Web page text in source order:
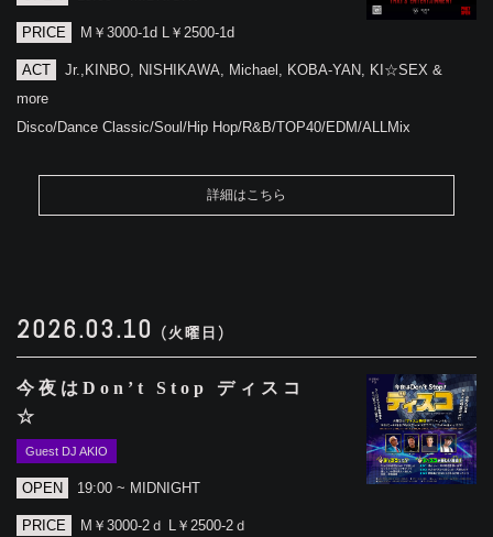
PRICE M￥3000-1d L￥2500-1d
ACT
Jr.,KINBO, NISHIKAWA, Michael, KOBA-YAN, KI☆SEX &
more
Disco/Dance Classic/Soul/Hip Hop/R&B/TOP40/EDM/ALLMix
詳細はこちら
2026.03.10 (火曜日)
今夜はDon’t Stop ディスコ
☆
Guest DJ AKIO
OPEN 19:00 ~ MIDNIGHT
PRICE M￥3000-2ｄ L￥2500-2ｄ